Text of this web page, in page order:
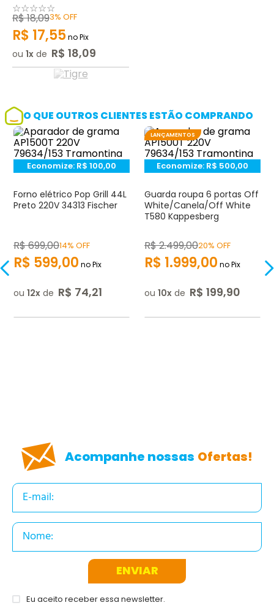
☆☆☆☆☆
R$18,093% OFF
R$ 17,55no Pix
ou 1 de R$ 18,09
O QUE OUTROS CLIENTES ESTÃO COMPRANDO
Economize: R$ 100,00
Forno elétrico Pop Grill 44L
Preto 220V 34313 Fischer
R$699,0014% OFF
R$ 599,00 no Pix
ou 12 de R$ 74,21
LANÇAMENTOS
Economize: R$ 500,00
Guarda roupa 6 portas Off
White/Canela/Off White
T580 Kappesberg
R$2.499,0020% OFF
R$ 1.999,00 no Pix
ou 10 de R$ 199,90
Acompanhe nossas Ofertas!
ENVIAR
Eu aceito receber essa newsletter.